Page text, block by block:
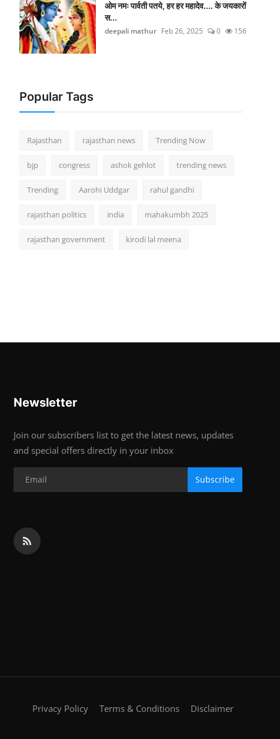
ओम नमः पार्वती पतये, हर हर महादेव.... के जयकारों
स...
deepali mathur Feb 26, 2025 0 156
Popular Tags
Rajasthan rajasthan news Trending Now
bjp congress ashok gehlot trending news
Trending Aarohi Uddgar rahul gandhi
rajasthan politics india mahakumbh 2025
rajasthan government kirodi lal meena
Newsletter
Join our subscribers list to get the latest news, updates
and special offers directly in your inbox
Subscribe
Privacy Policy Terms & Conditions Disclaimer